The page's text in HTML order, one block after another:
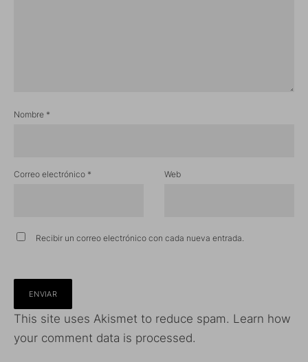
Nombre *
Correo electrónico * Web
Recibir un correo electrónico con cada nueva entrada.
This site uses Akismet to reduce spam. Learn how
your comment data is processed.